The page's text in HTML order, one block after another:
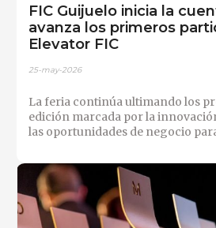
FIC Guijuelo inicia la
avanza los primeros
Elevator FIC
25-may-2026
La feria continúa ultimando los
edición marcada por la
las oportunidades de negocio